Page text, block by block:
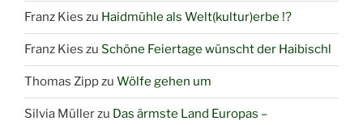
Franz Kies zu Haidmühle als Welt(kultur)erbe !?
Franz Kies zu Schöne Feiertage wünscht der Haibischl
Thomas Zippzu Wölfe gehen um
Silvia Müllerzu Das ärmste Land Europas –